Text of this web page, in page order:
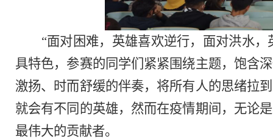
“面对困难，英雄喜欢逆行，面对洪水
具特色，参赛的同学们紧紧围绕主题，饱含
激扬、时而舒缓的伴奏，将所有人的思绪拉
就会有不同的英雄，然而在疫情期间，无论
最伟大的贡献者。